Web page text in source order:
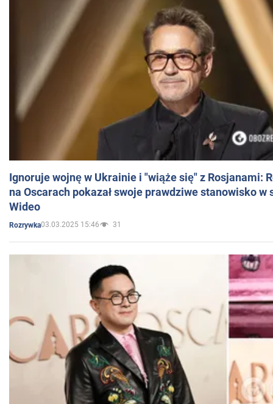
Ignoruje wojnę w Ukrainie i "wiąże się" z Rosjanami:
na Oscarach pokazał swoje prawdziwe stanowisko w
Wideo
Rozrywka03.03.2025 15:46 31